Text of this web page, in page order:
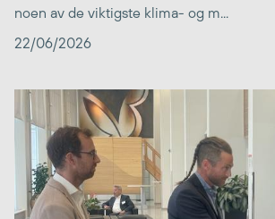
noen av de viktigste klima- og m...
22/06/2026